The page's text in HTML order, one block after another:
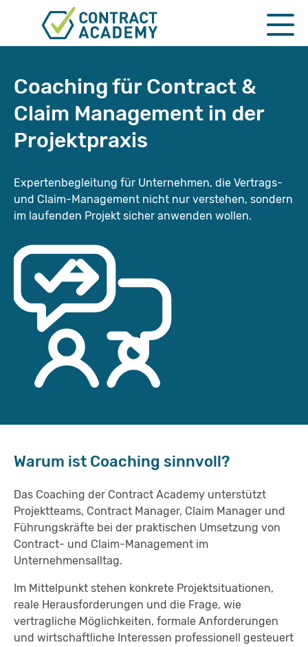
QUALIFICATION
MASTERCLASSES
CORPORATE
Corporate Masterclasses
Workshops
Coaching
NEGOTIATION
KNOWLEDGE HUB
ABOUT
LOGIN
DE EN
Coaching für Contract &
Claim Management in der
Projektpraxis
Expertenbegleitung für Unternehmen, die Vertrags-
und Claim-Management nicht nur verstehen, sondern
im laufenden Projekt sicher anwenden wollen.
Warum ist Coaching sinnvoll?
Das Coaching der Contract Academy unterstützt
Projektteams, Contract Manager, Claim Manager und
Führungskräfte bei der praktischen Umsetzung von
Contract- und Claim-Management im
Unternehmensalltag.
Im Mittelpunkt stehen konkrete Projektsituationen,
reale Herausforderungen und die Frage, wie
vertragliche Möglichkeiten, formale Anforderungen
und wirtschaftliche Interessen professionell gesteuert